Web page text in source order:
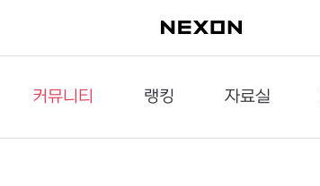
커뮤니티
이슈게시판
랭킹
던전랭킹
자료실
다운로드